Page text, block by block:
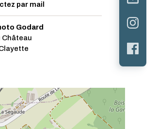
par mail
Godard
Château